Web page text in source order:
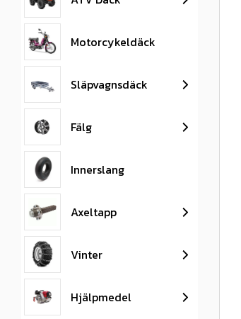
Motorcykeldäck
Släpvagnsdäck
Fälg
Innerslang
Axeltapp
Vinter
Hjälpmedel